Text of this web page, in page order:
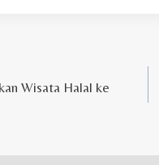
Wisata Halal ke